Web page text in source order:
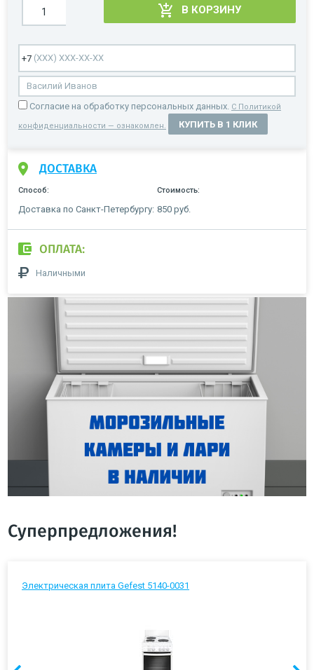
В КОРЗИНУ
Cогласие на обработку персональных данных. С Политикой
конфиденциальности — ознакомлен. КУПИТЬ В 1 КЛИК
ДОСТАВКА
Способ: Стоимость:
Доставка по Санкт-Петербургу: 850 руб.
ОПЛАТА:
Наличными
Суперпредложения!
Электрическая плита Gefest 5140-0031